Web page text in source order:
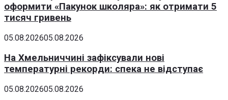
оформити «Пакунок школяра»: як отримати 5
тисяч гривень
05.08.202605.08.2026
На Хмельниччині зафіксували нові
температурні рекорди: спека не відступає
05.08.202605.08.2026